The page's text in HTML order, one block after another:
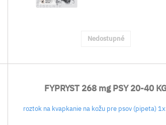
Nedostupné
FYPRYST 268 mg PSY 20-40
roztok na kvapkanie na kožu pre psov (pipeta)